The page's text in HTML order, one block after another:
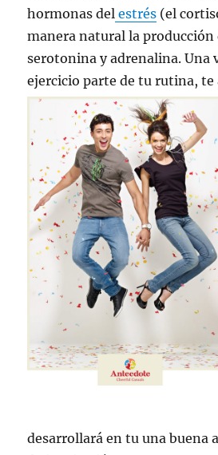
hormonas del estrés (el
manera natural la
serotonina y adrenalina. Una
ejercicio parte de tu rutina, te
desarrollará en tu una buena